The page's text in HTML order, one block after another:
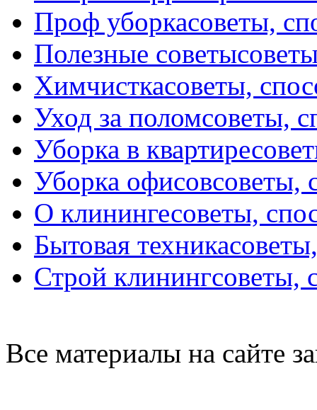
Проф уборкасоветы,
Полезные советы
Химчисткасоветы,
Уход за поломсоветы,
Уборка в квартире
Уборка офисовсоветы,
О клинингесоветы,
Бытовая техника
Строй клинингсоветы,
Все материалы на сайте